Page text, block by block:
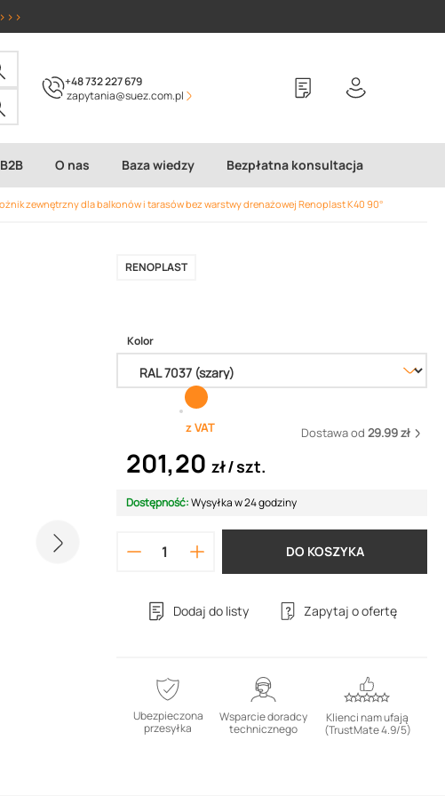
+48 732 227 679
zapytania@suez.com.pl
O nas Baza wiedzy Bezpłatna konsultacja
zewnętrzny dla balkonów i tarasów bez warstwy drenażowej Renoplast K40 90°
RENOPLAST
Kolor
z VAT Dostawa od 29.99 zł
201,20 zł szt.
Dostępność:Wysyłka w 24 godziny
DO KOSZYKA
Dodaj do listy Zapytaj o ofertę
Ubezpieczona
przesyłka
Wsparcie doradcy
technicznego
Klienci nam ufają
(TrustMate 4.9/5)